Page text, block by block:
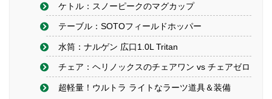
ケトル：スノーピークのマグカップ
テーブル：SOTOフィールドホッパー
水筒：ナルゲン 広口1.0L Tritan
チェア：ヘリノックスのチェアワン vs チェアゼロ
超軽量！ウルトラ ライトなラーツ道具＆装備